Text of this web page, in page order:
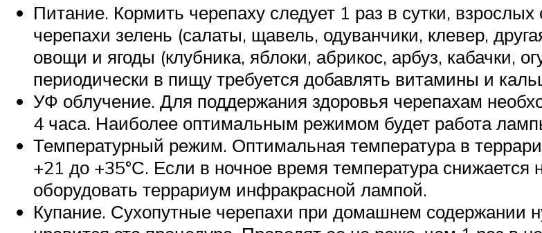
Питание. Кормить черепаху следует 1 раз в сутки,
черепахи зелень (салаты, щавель, одуванчики, клевер,
овощи и ягоды (клубника, яблоки, абрикос, арбуз, кабачки,
периодически в пищу требуется добавлять витамины и
УФ облучение. Для поддержания здоровья черепахам
4 часа. Наиболее оптимальным режимом будет работа
Температурный режим. Оптимальная температура в
+21 до +35°С. Если в ночное время температура
оборудовать террариум инфракрасной лампой.
Купание. Сухопутные черепахи при домашнем содержании